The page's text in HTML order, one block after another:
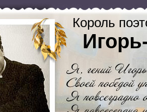
Король